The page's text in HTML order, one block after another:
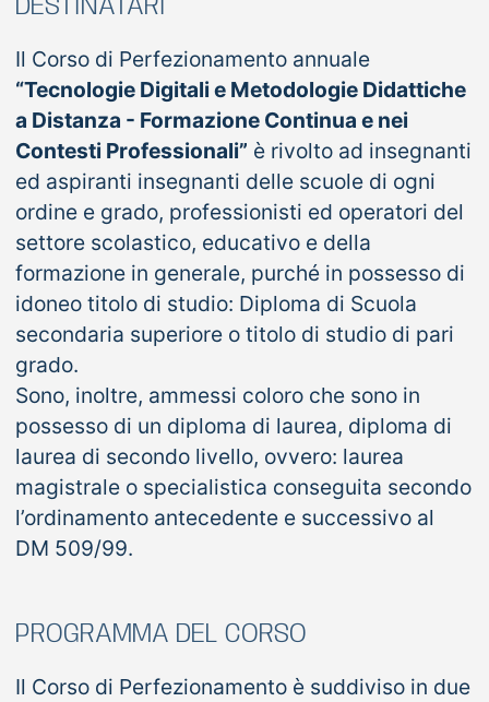
DESTINATARI
Il Corso di Perfezionamento annuale
“Tecnologie Digitali e Metodologie Didattiche
a Distanza - Formazione Continua e nei
Contesti Professionali” è rivolto ad insegnanti
ed aspiranti insegnanti delle scuole di ogni
ordine e grado, professionisti ed operatori del
settore scolastico, educativo e della
formazione in generale, purché in possesso di
idoneo titolo di studio: Diploma di Scuola
secondaria superiore o titolo di studio di pari
grado.
Sono, inoltre, ammessi coloro che sono in
possesso di un diploma di laurea, diploma di
laurea di secondo livello, ovvero: laurea
magistrale o specialistica conseguita secondo
l’ordinamento antecedente e successivo al
DM 509/99.
PROGRAMMA DEL CORSO
Il Corso di Perfezionamento è suddiviso in due